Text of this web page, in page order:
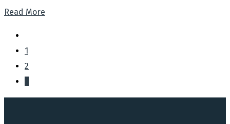
Read More
1
2